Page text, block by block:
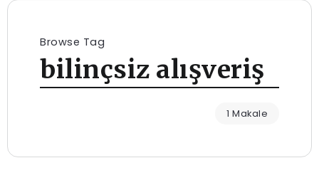
Browse Tag
bilinçsiz alışveriş
1 Makale